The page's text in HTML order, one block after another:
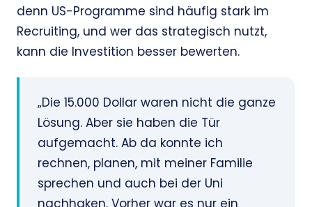
denn US-Programme sind häufig stark im
Recruiting, und wer das strategisch nutzt,
kann die Investition besser bewerten.
„Die 15.000 Dollar waren nicht die ganze
Lösung. Aber sie haben die Tür
aufgemacht. Ab da konnte ich
rechnen, planen, mit meiner Familie
sprechen und auch bei der Uni
nachhaken. Vorher war es nur ein